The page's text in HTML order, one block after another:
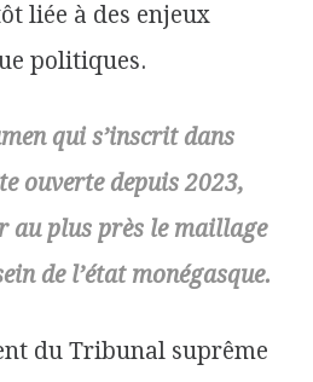
liée à des enjeux
politiques.
qui s’inscrit dans
ouverte depuis 2023,
au plus près le maillage
de l’état monégasque.
du Tribunal suprême